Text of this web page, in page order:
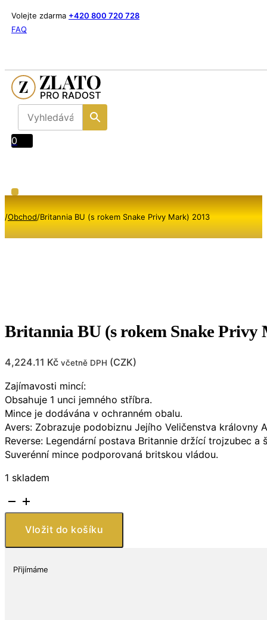
Volejte zdarma +420 800 720 728
FAQ
0
/Obchod/Britannia BU (s rokem Snake Privy Mark) 2013
Britannia BU (s rokem Snake Privy
4,224.11 Kč včetně DPH (CZK)
Zajímavosti mincí:
Obsahuje 1 unci jemného stříbra.
Mince je dodávána v ochranném obalu.
Avers: Zobrazuje podobiznu Jejího Veličenstva královny
Reverse: Legendární postava Britannie držící trojzubec
Suverénní mince podporovaná britskou vládou.
1 skladem
Britannia
BU
Privy
Vložit do košíku
Přijímáme